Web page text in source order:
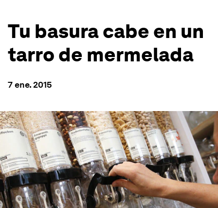
Tu basura cabe en un
tarro de mermelada
7 ene. 2015